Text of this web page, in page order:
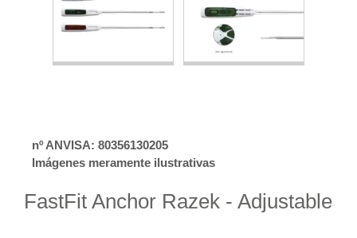
nº ANVISA: 80356130205
Imágenes meramente ilustrativas
FastFit Anchor Razek - Adjustable